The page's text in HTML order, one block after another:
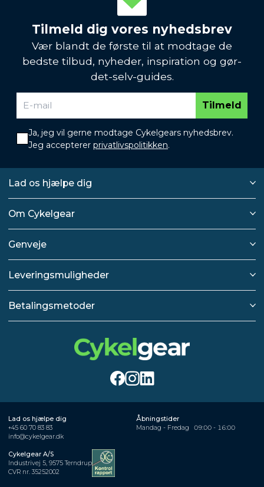
Tilmeld dig vores nyhedsbrev
Vær blandt de første til at modtage de
bedste tilbud, nyheder, inspiration og gør-
det-selv-guides.
Tilmeld
Ja, jeg vil gerne modtage Cykelgears nyhedsbrev.
Jeg accepterer privatlivspolitikken.
Lad os hjælpe dig
Om Cykelgear
Genveje
Leveringsmuligheder
Betalingsmetoder
Lad os hjælpe dig
+45 60 70 83 83
info@cykelgear.dk
Åbningstider
Mandag - Fredag
09:00 - 16:00
Cykelgear A/S
Industrivej 5, 9575 Terndrup
CVR nr. 35252002